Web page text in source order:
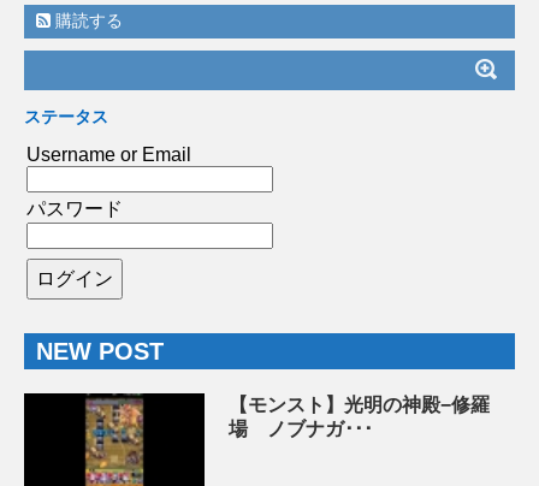
購読する
ステータス
Username or Email
パスワード
NEW POST
【モンスト】光明の神殿−修羅
場 ノブナガ･･･